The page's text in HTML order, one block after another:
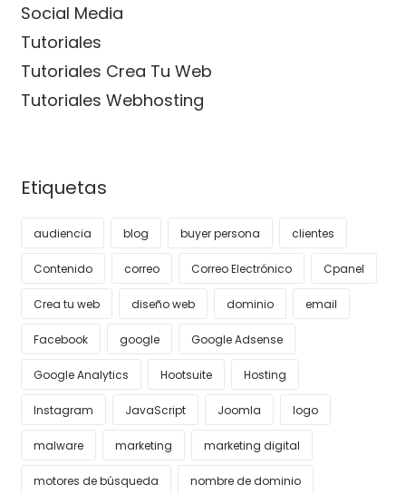
Social Media
Tutoriales
Tutoriales Crea Tu Web
Tutoriales Webhosting
Etiquetas
audiencia blog buyer persona clientes
Contenido correo Correo Electrónico Cpanel
Crea tu web diseño web dominio email
Facebook google Google Adsense
Google Analytics Hootsuite Hosting
Instagram JavaScript Joomla logo
malware marketing marketing digital
motores de búsqueda nombre de dominio